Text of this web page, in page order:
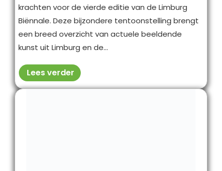
krachten voor de vierde editie van de Limburg
Biënnale. Deze bijzondere tentoonstelling brengt
een breed overzicht van actuele beeldende
kunst uit Limburg en de...
Lees verder